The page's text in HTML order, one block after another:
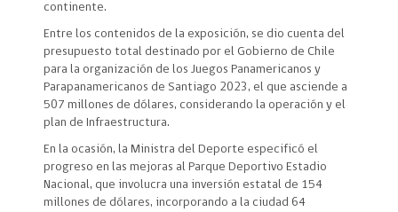
continente.
Entre los contenidos de la exposición, se dio cuenta del
presupuesto total destinado por el Gobierno de Chile
para la organización de los Juegos Panamericanos y
Parapanamericanos de Santiago 2023, el que asciende a
507 millones de dólares, considerando la operación y el
plan de Infraestructura.
En la ocasión, la Ministra del Deporte especificó el
progreso en las mejoras al Parque Deportivo Estadio
Nacional, que involucra una inversión estatal de 154
millones de dólares, incorporando a la ciudad 64